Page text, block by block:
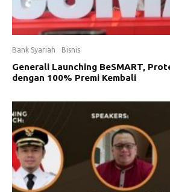
Bank Syariah Bisnis
Generali Launching BeSMART,
dengan 100% Premi Kembali